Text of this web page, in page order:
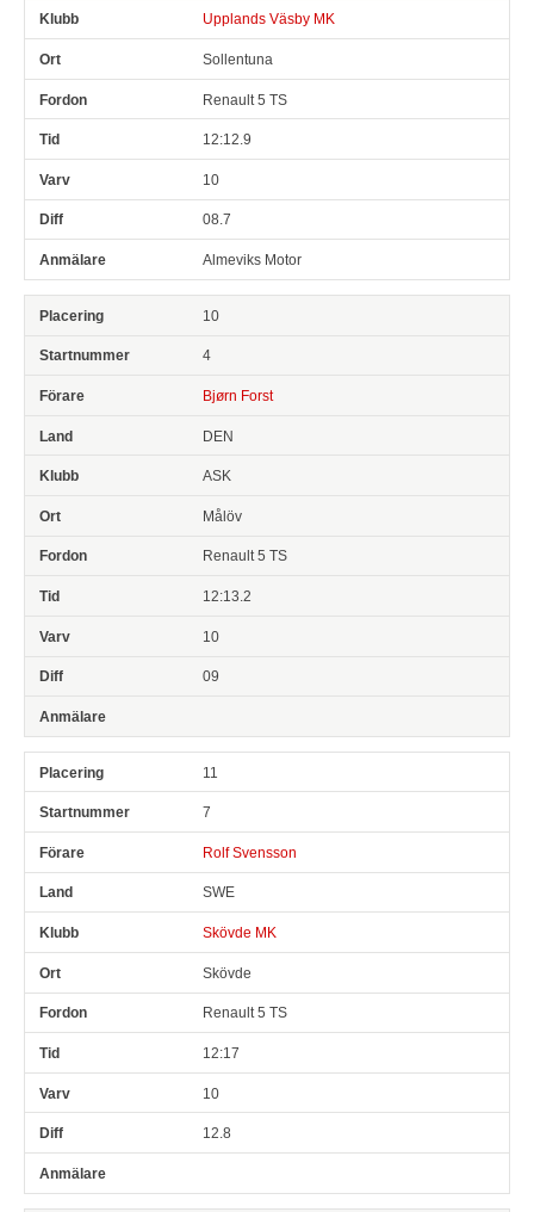
Upplands Väsby MK
Sollentuna
Renault 5 TS
12:12.9
10
08.7
Almeviks Motor
10
4
Bjørn Forst
DEN
ASK
Målöv
Renault 5 TS
12:13.2
10
09
11
7
Rolf Svensson
SWE
Skövde MK
Skövde
Renault 5 TS
12:17
10
12.8